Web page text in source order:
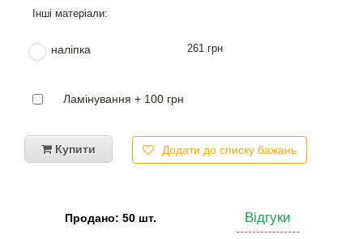
наліпка 261 грн
Ламінування + 100 грн
Купити Додати до списку бажань
Продано: 50 шт. Відгуки